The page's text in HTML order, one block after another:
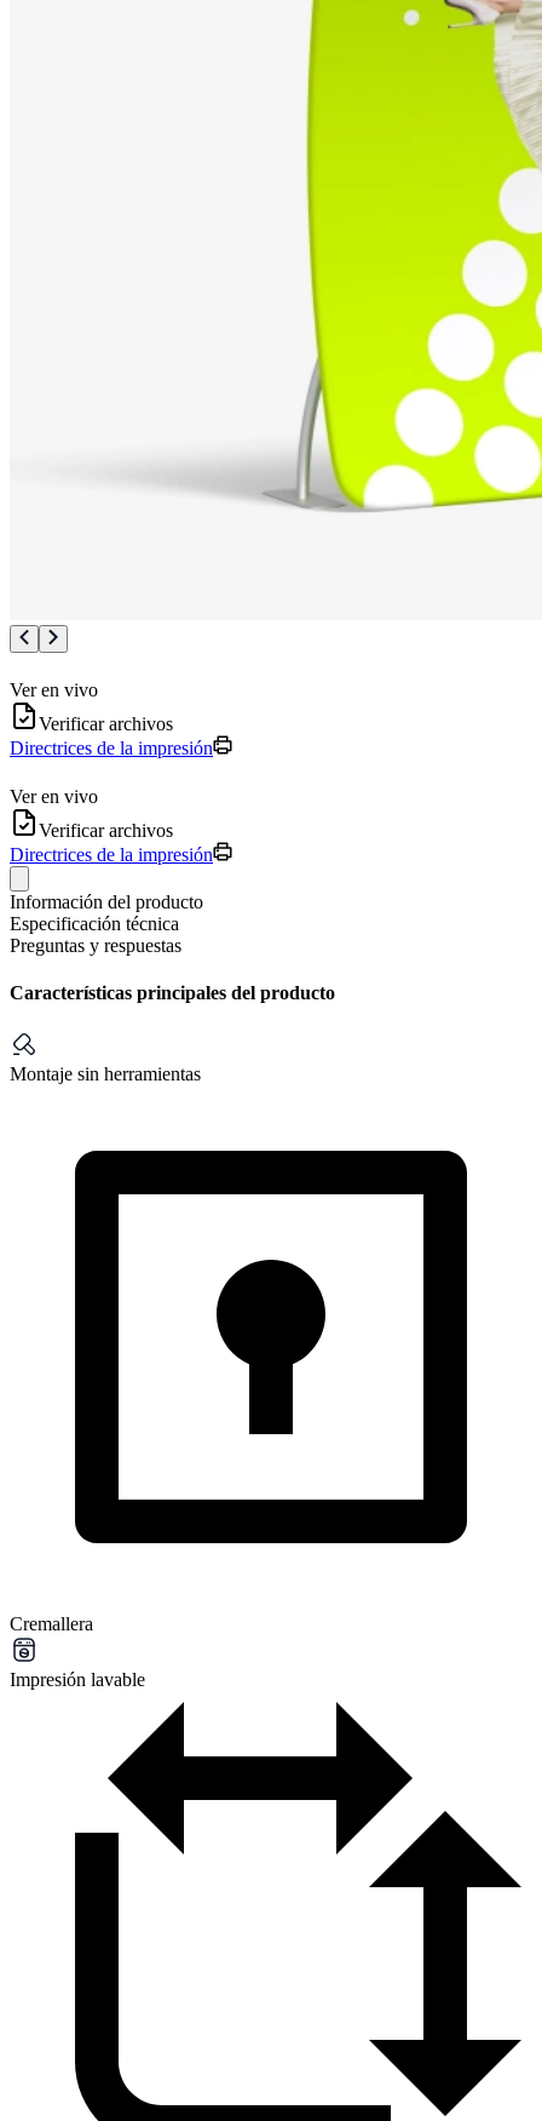
Ver en vivo
Verificar archivos
Directrices de la impresión
Ver en vivo
Verificar archivos
Directrices de la impresión
Información del producto
Especificación técnica
Preguntas y respuestas
Características principales del producto
Montaje sin herramientas
Cremallera
Impresión lavable